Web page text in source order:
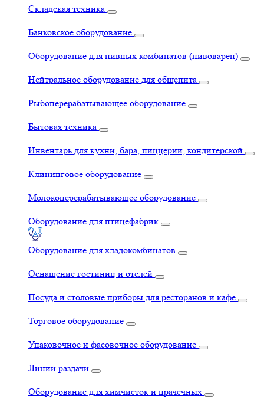
Складская техника
Банковское оборудование
Оборудование для пивных комбинатов (пивоварен)
Нейтральное оборудование для общепита
Рыбоперерабатывающее оборудование
Бытовая техника
Инвентарь для кухни, бара, пиццерии, кондитерской
Клининговое оборудование
Молокоперерабатывающее оборудование
Оборудование для птицефабрик
Оборудование для хладокомбинатов
Оснащение гостиниц и отелей
Посуда и столовые приборы для ресторанов и кафе
Торговое оборудование
Упаковочное и фасовочное оборудование
Линии раздачи
Оборудование для химчисток и прачечных